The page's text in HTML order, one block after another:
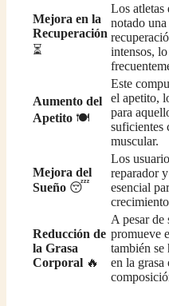
Mejora en la
Recuperación
⏳
Los
notado
intensos,
Aumento del
Apetito 🍽️
Este
el apetito,
para
suficientes
muscular.
Mejora del
Sueño 😴
Los
reparador
esencial
Reducción de
la Grasa
Corporal 🔥
A pesar de
promueve
también se
en la